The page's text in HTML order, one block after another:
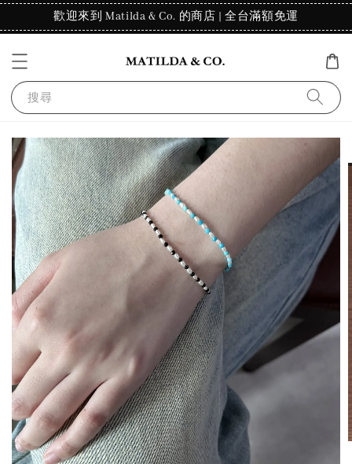
歡迎來到 Matilda & Co. 的商店 | 全台滿額免運
搜尋